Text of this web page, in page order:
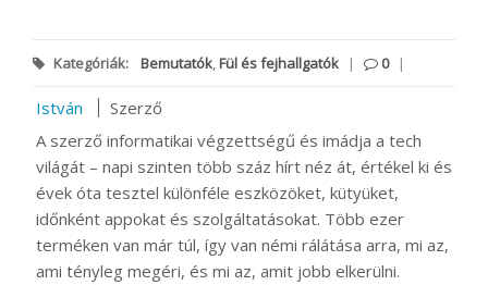
Kategóriák: Bemutatók,Fül és fejhallgatók | 0 |
István
Szerző
A szerző informatikai végzettségű és imádja a tech
világát – napi szinten több száz hírt néz át, értékel ki és
évek óta tesztel különféle eszközöket, kütyüket,
időnként appokat és szolgáltatásokat. Több ezer
terméken van már túl, így van némi rálátása arra, mi az,
ami tényleg megéri, és mi az, amit jobb elkerülni.